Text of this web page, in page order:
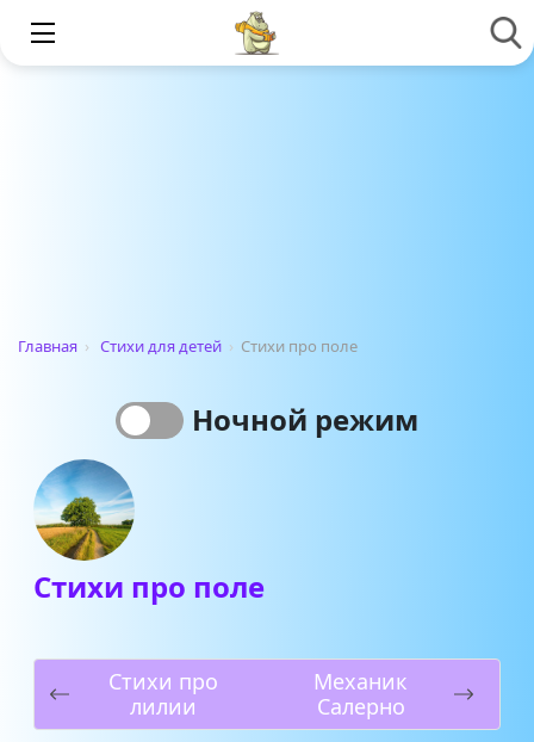
Главная › Стихи для детей › Стихи про поле
Ночной режим
Стихи про поле
Стихи про
лилии
Механик
Салерно